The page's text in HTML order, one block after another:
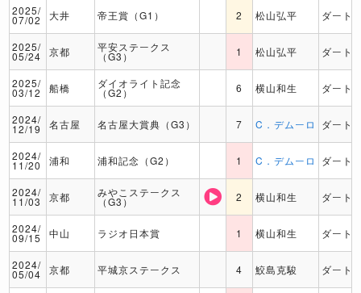
2025/
07/02 大井 帝王賞（G1） 2 松山弘平 ダート
2025/
05/24 京都 平安ステークス
（G3） 1 松山弘平 ダート
2025/
03/12 船橋 ダイオライト記念
（G2） 6 横山和生 ダート
2024/
12/19 名古屋 名古屋大賞典（G3） 7 C．デムーロ ダート
2024/
11/20 浦和 浦和記念（G2） 1 C．デムーロ ダート
2024/
11/03 京都 みやこステークス
（G3） 2 横山和生 ダート
2024/
09/15 中山 ラジオ日本賞 1 横山和生 ダート
2024/
05/04 京都 平城京ステークス 4 鮫島克駿 ダート